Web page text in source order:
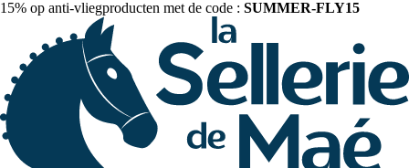
15% op anti-vliegproducten met de code : SUMMER-FLY15